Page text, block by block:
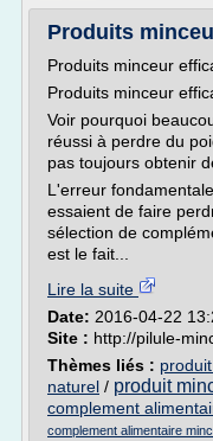
Produits
Produits minceur
Produits minceur
Voir pourquoi
réussi à perdre du
pas toujours obtenir
L'erreur
essaient de faire
sélection de
est le fait...
Lire la suite
Date: 2016-04-22
Site : http://pilule-
Thèmes liés :
naturel / produit
complement
complement alimentaire